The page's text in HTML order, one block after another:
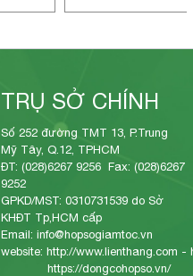
TRỤ SỞ CHÍNH
Số 252 đường TMT 13, P.Trung
Mỹ Tây, Q.12, TPHCM
ĐT: (028)6267 9256 Fax: (028)6267
9252
GPKD/MST: 0310731539 do Sở
KHĐT Tp,HCM cấp
Email: info@hopsogiamtoc.vn
website: http://www.lienthang.com -
https://dongcohopso.vn/